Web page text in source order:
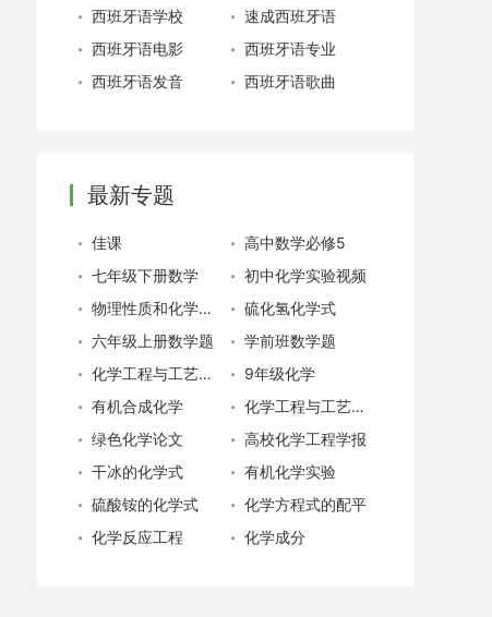
西班牙语学校
速成西班牙语
西班牙语电影
西班牙语专业
西班牙语发音
西班牙语歌曲
最新专题
佳课
高中数学必修5
七年级下册数学
初中化学实验视频
物理性质和化学性质
硫化氢化学式
六年级上册数学题
学前班数学题
化学工程与工艺专业就业
9年级化学
有机合成化学
化学工程与工艺专业
绿色化学论文
高校化学工程学报
干冰的化学式
有机化学实验
硫酸铵的化学式
化学方程式的配平
化学反应工程
化学成分